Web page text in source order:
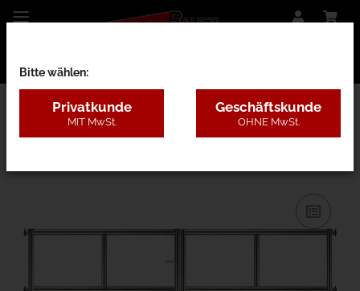
27AF - nur Rahmen o. Pfosten
Bitte wählen:
Privatkunde
MIT MwSt.
Geschäftskunde
OHNE MwSt.